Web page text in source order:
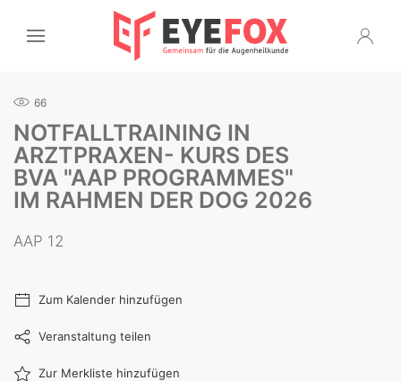
66
NOTFALLTRAINING IN
ARZTPRAXEN- KURS DES
BVA "AAP PROGRAMMES"
IM RAHMEN DER DOG 2026
AAP 12
Zum Kalender hinzufügen
Veranstaltung teilen
Zur Merkliste hinzufügen